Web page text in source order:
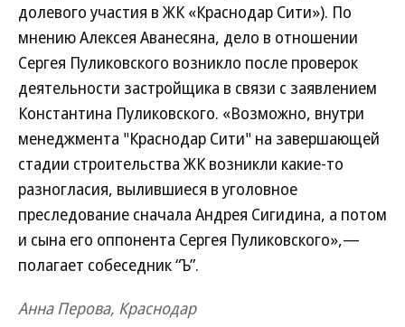
долевого участия в ЖК «Краснодар Сити»). По
мнению Алексея Аванесяна, дело в отношении
Сергея Пуликовского возникло после проверок
деятельности застройщика в связи с заявлением
Константина Пуликовского. «Возможно, внутри
менеджмента "Краснодар Сити" на завершающей
стадии строительства ЖК возникли какие-то
разногласия, вылившиеся в уголовное
преследование сначала Андрея Сигидина, а потом
и сына его оппонента Сергея Пуликовского»,—
полагает собеседник “Ъ”.
Анна Перова, Краснодар